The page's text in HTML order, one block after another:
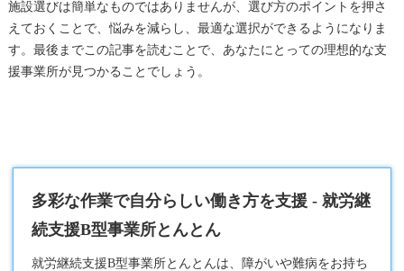
施設選びは簡単なものではありませんが、選び方のポイントを押さ
えておくことで、悩みを減らし、最適な選択ができるようになりま
す。最後までこの記事を読むことで、あなたにとっての理想的な支
援事業所が見つかることでしょう。
多彩な作業で自分らしい働き方を支援 - 就労継
続支援B型事業所とんとん
就労継続支援B型事業所とんとんは、障がいや難病をお持ち